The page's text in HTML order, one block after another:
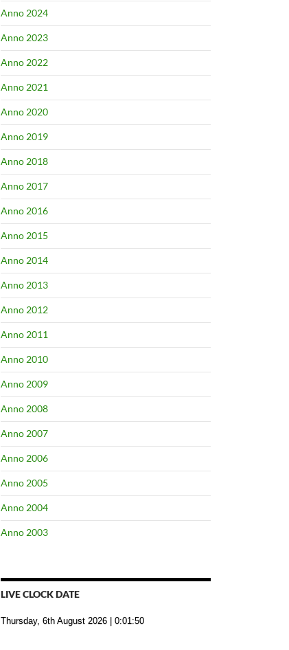
Anno 2024
Anno 2023
Anno 2022
Anno 2021
Anno 2020
Anno 2019
Anno 2018
Anno 2017
Anno 2016
Anno 2015
Anno 2014
Anno 2013
Anno 2012
Anno 2011
Anno 2010
Anno 2009
Anno 2008
Anno 2007
Anno 2006
Anno 2005
Anno 2004
Anno 2003
LIVE CLOCK DATE
Thursday, 6th August 2026 | 0:01:51